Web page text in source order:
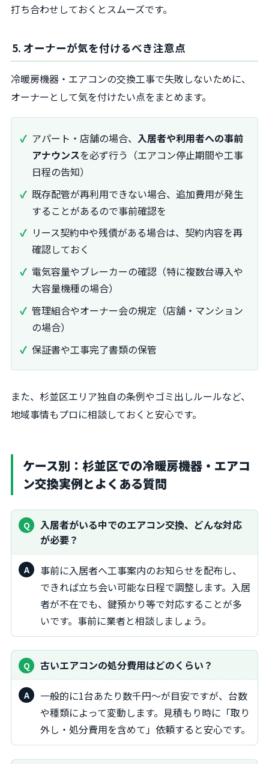
打ち合わせしておくとスムーズです。
5. オーナーが気を付けるべき注意点
冷暖房機器・エアコンの交換工事で失敗しないために、
オーナーとして気を付けたい点をまとめます。
アパート・店舗の場合、 入居者や利用者への事前
アナウンスを必ず行う（エアコン停止期間や工事
日程の告知）
既存配管が再利用できない場合、追加費用が発生
することがあるので事前確認を
リース契約中や残債がある場合は、契約内容を再
確認しておく
電気容量やブレーカーの確認（特に複数台導入や
大容量機種の場合）
管理組合やオーナー会の規定（店舗・マンション
の場合）
保証書や工事完了書類の保管
また、杉並区エリア独自の条例やゴミ出しルールなど、
地域事情もプロに相談しておくと安心です。
ケース別：杉並区での冷暖房機器・エアコ
ン交換実例とよくある質問
入居者がいる中でのエアコン交換、どんな対応
が必要？
事前に入居者へ工事案内のお知らせを配布し、
できれば立ち会い可能な日程で調整します。入居
者が不在でも、鍵預かり等で対応することが多
いです。事前に業者と相談しましょう。
古いエアコンの処分費用はどのくらい？
一般的に1台あたり数千円～が目安ですが、台数
や種類によって変動します。見積もり時に「取り
外し・処分費用を含めて」依頼すると安心です。